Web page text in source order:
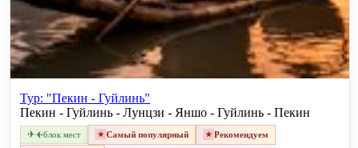
Тур: "Пекин - Гуйлинь"
Пекин - Гуйлинь - Лунцзи - Яншо - Гуйлинь - Пекин
✈✈блок мест Самый популярный Рекомендуем